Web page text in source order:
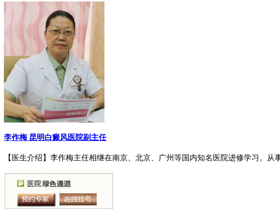
李作梅 昆明白癜风医院副主任
【医生介绍】李作梅主任相继在南京、北京、广州等国内知名医院进修学习。